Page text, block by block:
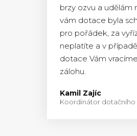
brzy ozvu a udělám
vám dotace byla
pro pořádek, za
neplatíte a v
dotace Vám
zálohu.
Kamil Zajíc
Koordinátor